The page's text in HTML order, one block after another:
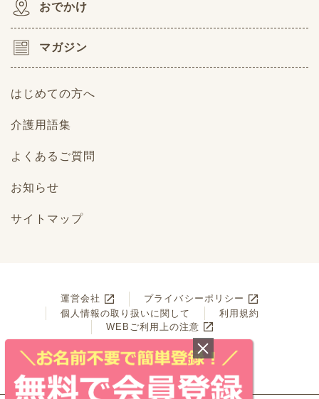
おでかけ
マガジン
はじめての方へ
介護用語集
よくあるご質問
お知らせ
サイトマップ
運営会社
プライバシーポリシー
個人情報の取り扱いに関して
利用規約
WEBご利用上の注意